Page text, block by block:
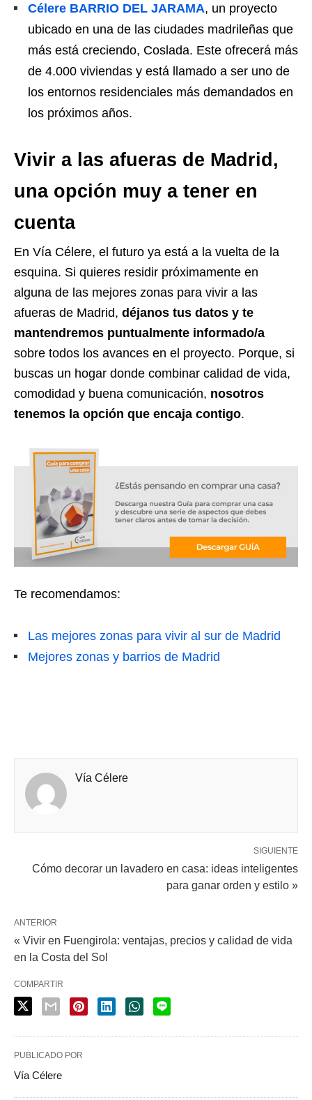
Célere BARRIO DEL JARAMA, un proyecto
ubicado en una de las ciudades madrileñas que
más está creciendo, Coslada. Este ofrecerá más
de 4.000 viviendas y está llamado a ser uno de
los entornos residenciales más demandados en
los próximos años.
Vivir a las afueras de Madrid,
una opción muy a tener en
cuenta
En Vía Célere, el futuro ya está a la vuelta de la
esquina. Si quieres residir próximamente en
alguna de las mejores zonas para vivir a las
afueras de Madrid, déjanos tus datos y te
mantendremos puntualmente informado/a
sobre todos los avances en el proyecto. Porque, si
buscas un hogar donde combinar calidad de vida,
comodidad y buena comunicación, nosotros
tenemos la opción que encaja contigo.
Te recomendamos:
Las mejores zonas para vivir al sur de Madrid
Mejores zonas y barrios de Madrid
Vía Célere
SIGUIENTE
Cómo decorar un lavadero en casa: ideas inteligentes
para ganar orden y estilo »
ANTERIOR
« Vivir en Fuengirola: ventajas, precios y calidad de vida
en la Costa del Sol
COMPARTIR
PUBLICADO POR
Vía Célere